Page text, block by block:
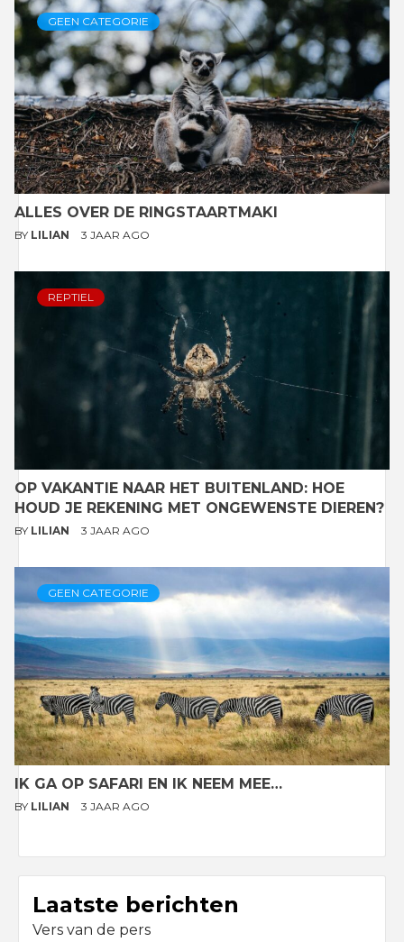
GEEN CATEGORIE
ALLES OVER DE RINGSTAARTMAKI
BY LILIAN 3 JAAR AGO
REPTIEL
OP VAKANTIE NAAR HET BUITENLAND: HOE
HOUD JE REKENING MET ONGEWENSTE DIEREN?
BY LILIAN 3 JAAR AGO
GEEN CATEGORIE
IK GA OP SAFARI EN IK NEEM MEE…
BY LILIAN 3 JAAR AGO
Laatste berichten
Vers van de pers